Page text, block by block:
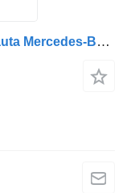
Vzduchový vankúš na nákladného auta Mercedes-Benz